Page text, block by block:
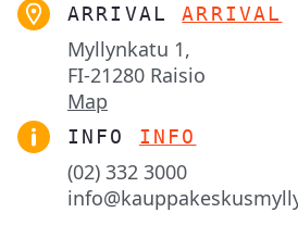
ARRIVAL ARRIVAL
Myllynkatu 1,
FI-21280 Raisio
Map
INFO INFO
(02) 332 3000